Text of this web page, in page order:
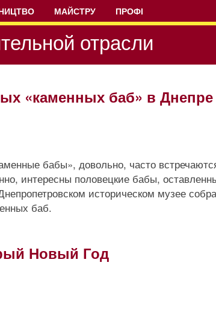
МАЙСТРУ ПРОФІ
отрасли
«каменных баб» в Днепре
бабы», довольно, часто
интересны половецкие бабы,
историческом музее
баб.
Новый Год